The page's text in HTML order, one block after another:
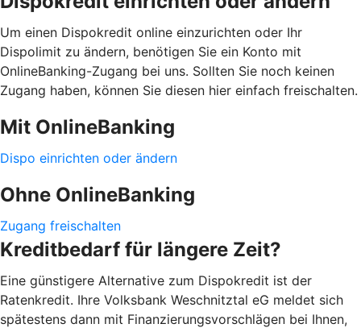
Um einen Dispokredit online einzurichten oder Ihr
Dispolimit zu ändern, benötigen Sie ein Konto mit
OnlineBanking-Zugang bei uns. Sollten Sie noch keinen
Zugang haben, können Sie diesen hier einfach freischalten.
Mit OnlineBanking
Dispo einrichten oder ändern
Ohne OnlineBanking
Zugang freischalten
Kreditbedarf für längere Zeit?
Eine günstigere Alternative zum Dispokredit ist der
Ratenkredit. Ihre Volksbank Weschnitztal eG meldet sich
spätestens dann mit Finanzierungsvorschlägen bei Ihnen,